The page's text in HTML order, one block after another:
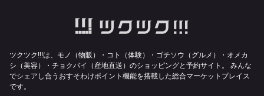
ツーソン販売会いたします！
2023/12/142024年てんこ盛り〜自分を好きになる☆みゆき
マガジン
ツクツク!!!は、モノ（物販）・コト（体験）・ゴチソウ（グルメ）・オメカ
シ（美容）・チョクバイ（産地直送）のショッピングと予約サイト。
みんな
でシェアし合うおすそわけポイント機能を搭載した総合マーケットプレイス
です。